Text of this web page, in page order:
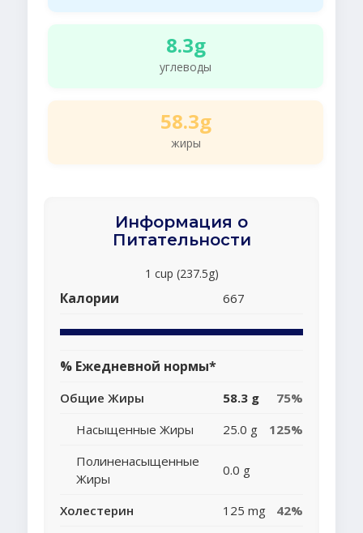
8.3g
углеводы
58.3g
жиры
Информация о
Питательности
1 cup (237.5g)
Калории 667
% Ежедневной нормы*
Общие Жиры 58.3 g
75%
Насыщенные Жиры
25.0 g
125%
Полиненасыщенные
Жиры
0.0 g
Холестерин 125 mg 42%